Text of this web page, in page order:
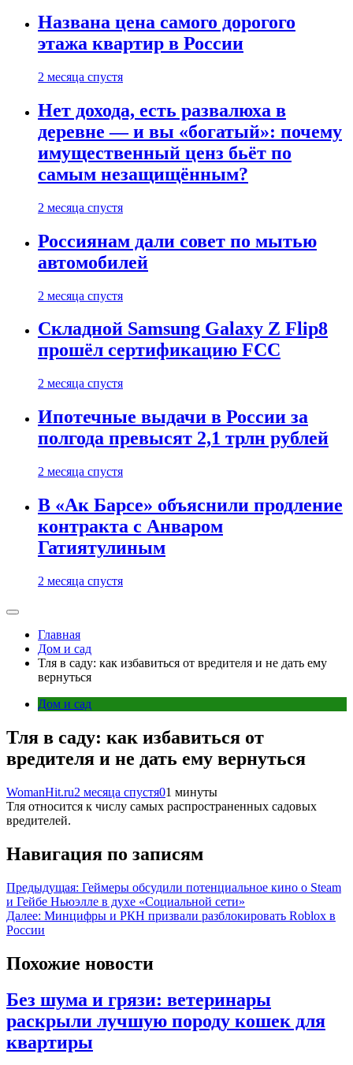
Названа цена самого дорогого
этажа квартир в России
2 месяца спустя
Нет дохода, есть развалюха в
деревне — и вы «богатый»: почему
имущественный ценз бьёт по
самым незащищённым?
2 месяца спустя
Россиянам дали совет по мытью
автомобилей
2 месяца спустя
Складной Samsung Galaxy Z Flip8
прошёл сертификацию FCC
2 месяца спустя
Ипотечные выдачи в России за
полгода превысят 2,1 трлн рублей
2 месяца спустя
В «Ак Барсе» объяснили продление
контракта с Анваром
Гатиятулиным
2 месяца спустя
Главная
Дом и сад
Тля в саду: как избавиться от вредителя и не дать ему
вернуться
Дом и сад
Тля в саду: как избавиться от
вредителя и не дать ему вернуться
WomanHit.ru2 месяца спустя01 минуты
Тля относится к числу самых распространенных садовых
вредителей.
Навигация по записям
Предыдущая: Геймеры обсудили потенциальное кино о Steam
и Гейбе Ньюэлле в духе «Социальной сети»
Далее: Минцифры и РКН призвали разблокировать Roblox в
России
Похожие новости
Без шума и грязи: ветеринары
раскрыли лучшую породу кошек для
квартиры